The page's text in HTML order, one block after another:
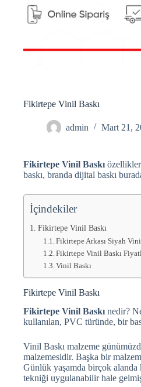
Fikirtepe Vinil Baskı
admin Mart 21,
Fikirtepe Vinil Baskı
baskı, branda dijital baskı
İçindekiler
Fikirtepe Vinil Baskı
Fikirtepe Arkası Siyah
Fikirtepe Vinil Baskı
Vinil Baskı
Fikirtepe Vinil Baskı
Fikirtepe Vinil Baskı nedir?
kullanılan, PVC türünde, bir
Vinil Baskı malzeme
malzemesidir. Başka bir
Günlük yaşamda birçok alanda
tekniği uygulanabilir hale